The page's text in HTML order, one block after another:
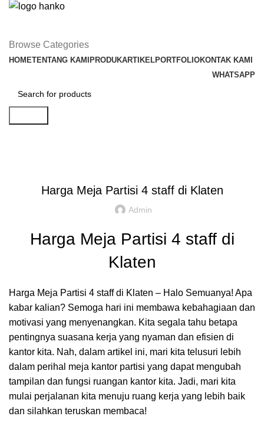
Browse Categories
HOMETENTANG KAMIPRODUKARTIKELPORTFOLIOKONTAK KAMI
WHATSAPP
Harga Meja Partisi 4 staff di Klaten
Admin
Harga Meja Partisi 4 staff di
Klaten
Harga Meja Partisi 4 staff di Klaten – Halo Semuanya! Apa
kabar kalian? Semoga hari ini membawa kebahagiaan dan
motivasi yang menyenangkan. Kita segala tahu betapa
pentingnya suasana kerja yang nyaman dan efisien di
kantor kita. Nah, dalam artikel ini, mari kita telusuri lebih
dalam perihal meja kantor partisi yang dapat mengubah
tampilan dan fungsi ruangan kantor kita. Jadi, mari kita
mulai perjalanan kita menuju ruang kerja yang lebih baik
dan silahkan teruskan membaca!